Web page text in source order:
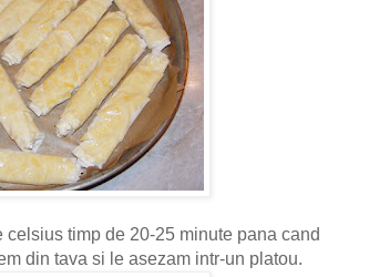
timp de 20-25 minute pana cand
din tava si le asezam intr-un platou.